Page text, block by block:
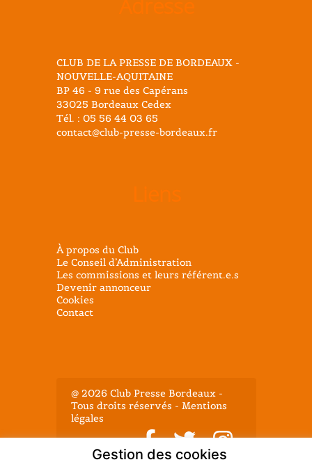
CLUB DE LA PRESSE DE BORDEAUX -
NOUVELLE-AQUITAINE
BP 46 - 9 rue des Capérans
33025 Bordeaux Cedex
Tél. : 05 56 44 03 65
contact@club-presse-bordeaux.fr
À propos du Club
Le Conseil d’Administration
Les commissions et leurs référent.e.s
Devenir annonceur
Cookies
Contact
@ 2026 Club Presse Bordeaux -
Tous droits réservés - Mentions
légales
Gestion des cookies